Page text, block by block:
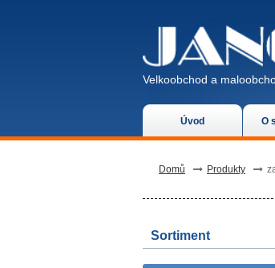
Úvod O
Velkoobchod a
Domů Produkty
Sortiment